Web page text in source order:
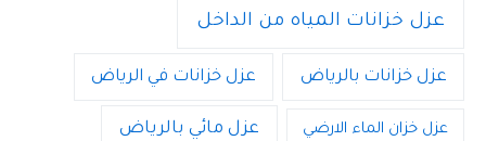
عزل خزانات المياه من الداخل
عزل خزانات بالرياض عزل خزانات في الرياض
عزل خزان الماء الارضي عزل مائي بالرياض